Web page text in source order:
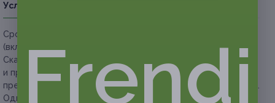
Условия
Срок действия купонов:
(включительно).
Скачайтеприложение
и предъявите купон с экрана телефона. Вы также можете
предъявить купон в электронном или распечатанном виде.
Один человек может купить неограниченное количество
Frendi